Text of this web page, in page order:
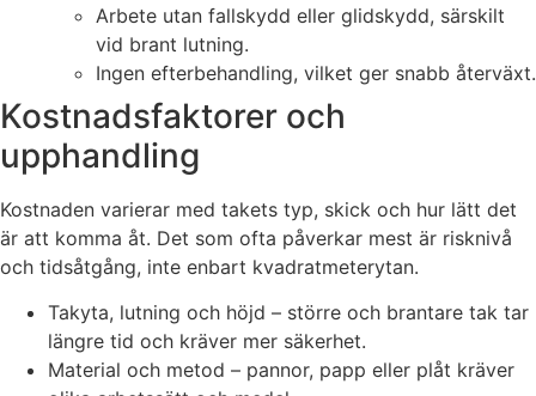
Arbete utan fallskydd eller glidskydd, särskilt
vid brant lutning.
Ingen efterbehandling, vilket ger snabb återväxt.
Kostnadsfaktorer och
upphandling
Kostnaden varierar med takets typ, skick och hur lätt det
är att komma åt. Det som ofta påverkar mest är risknivå
och tidsåtgång, inte enbart kvadratmeterytan.
Takyta, lutning och höjd – större och brantare tak tar
längre tid och kräver mer säkerhet.
Material och metod – pannor, papp eller plåt kräver